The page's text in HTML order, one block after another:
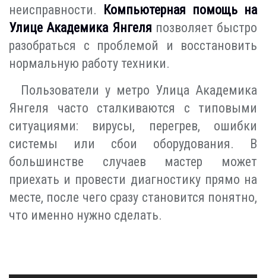
неисправности.
Компьютерная помощь на
Улице Академика Янгеля позволяет быстро
разобраться с проблемой и восстановить
нормальную работу техники.
Пользователи у метро Улица Академика
Янгеля часто сталкиваются с типовыми
ситуациями: вирусы, перегрев, ошибки
системы или сбои оборудования. В
большинстве случаев мастер может
приехать и провести диагностику прямо на
месте, после чего сразу становится понятно,
что именно нужно сделать.